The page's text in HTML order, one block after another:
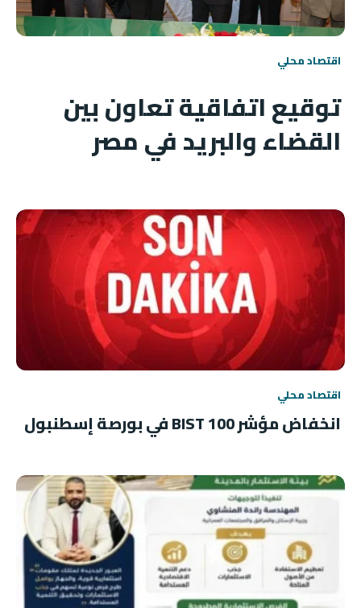
اقتصاد محلي
توقيع اتفاقية تعاون بين
القضاء والبريد في مصر
اقتصاد محلي
انخفاض مؤشر BIST 100 في بورصة إسطنبول